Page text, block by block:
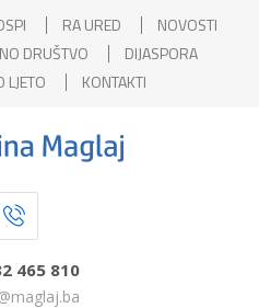
RA URED
NOVOSTI
DRUŠTVO
DIJASPORA
LJETO
KONTAKTI
465 810